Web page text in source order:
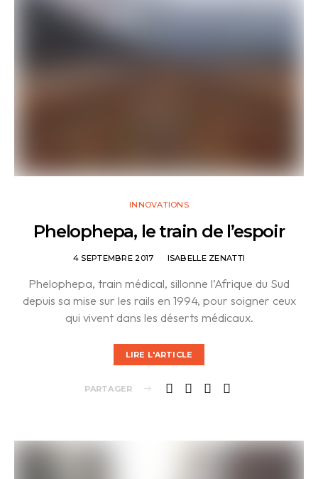
INNOVATIONS
Phelophepa, le train de l’espoir
4 SEPTEMBRE 2017 ISABELLE ZENATTI
Phelophepa, train médical, sillonne l’Afrique du Sud
depuis sa mise sur les rails en 1994, pour soigner ceux
qui vivent dans les déserts médicaux.
LIRE L'ARTICLE
PARTAGER